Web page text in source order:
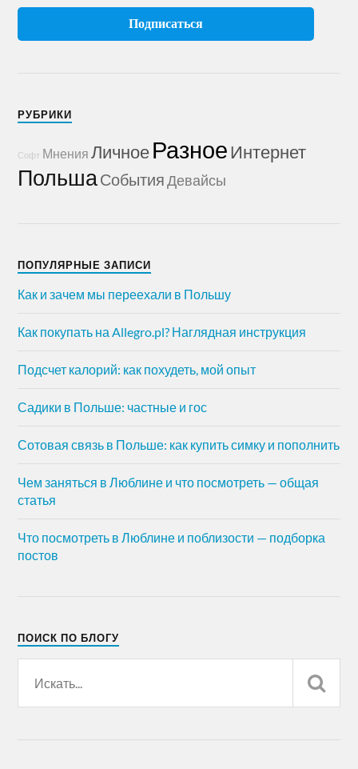
РУБРИКИ
Софт Мнения ЛичноеРазноеИнтернет
ПольшаСобытияДевайсы
ПОПУЛЯРНЫЕ ЗАПИСИ
Как и зачем мы переехали в Польшу
Как покупать на Allegro.pl? Наглядная инструкция
Подсчет калорий: как похудеть, мой опыт
Садики в Польше: частные и гос
Сотовая связь в Польше: как купить симку и пополнить
Чем заняться в Люблине и что посмотреть — общая
статья
Что посмотреть в Люблине и поблизости — подборка
постов
ПОИСК ПО БЛОГУ